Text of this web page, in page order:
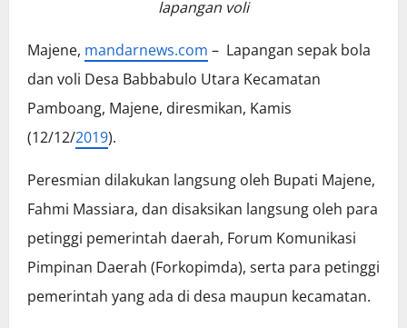
lapangan voli
Majene, mandarnews.com – Lapangan sepak bola
dan voli Desa Babbabulo Utara Kecamatan
Pamboang, Majene, diresmikan, Kamis
(12/12/2019).
Peresmian dilakukan langsung oleh Bupati Majene,
Fahmi Massiara, dan disaksikan langsung oleh para
petinggi pemerintah daerah, Forum Komunikasi
Pimpinan Daerah (Forkopimda), serta para petinggi
pemerintah yang ada di desa maupun kecamatan.